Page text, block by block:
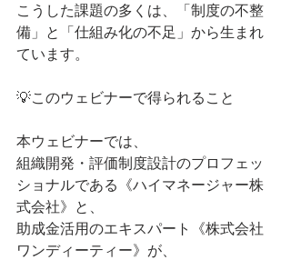
こうした課題の多くは、「制度の不整
備」と「仕組み化の不足」から生まれ
ています。
💡このウェビナーで得られること
本ウェビナーでは、
組織開発・評価制度設計のプロフェッ
ショナルである《ハイマネージャー株
式会社》と、
助成金活用のエキスパート《株式会社
ワンディーティー》が、